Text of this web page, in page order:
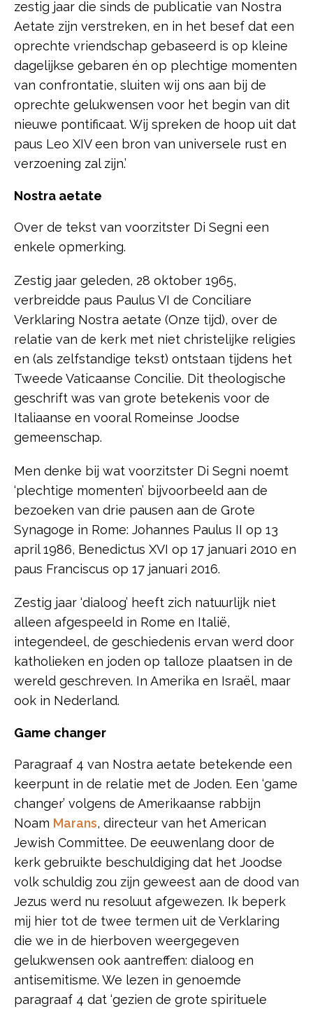
zestig jaar die sinds de publicatie van Nostra
Aetate zijn verstreken, en in het besef dat een
oprechte vriendschap gebaseerd is op kleine
dagelijkse gebaren én op plechtige momenten
van confrontatie, sluiten wij ons aan bij de
oprechte gelukwensen voor het begin van dit
nieuwe pontificaat. Wij spreken de hoop uit dat
paus Leo XIV een bron van universele rust en
verzoening zal zijn.’
Nostra aetate
Over de tekst van voorzitster Di Segni een
enkele opmerking.
Zestig jaar geleden, 28 oktober 1965,
verbreidde paus Paulus VI de Conciliare
Verklaring Nostra aetate (Onze tijd), over de
relatie van de kerk met niet christelijke religies
en (als zelfstandige tekst) ontstaan tijdens het
Tweede Vaticaanse Concilie. Dit theologische
geschrift was van grote betekenis voor de
Italiaanse en vooral Romeinse Joodse
gemeenschap.
Men denke bij wat voorzitster Di Segni noemt
‘plechtige momenten’ bijvoorbeeld aan de
bezoeken van drie pausen aan de Grote
Synagoge in Rome: Johannes Paulus II op 13
april 1986, Benedictus XVI op 17 januari 2010 en
paus Franciscus op 17 januari 2016.
Zestig jaar ‘dialoog’ heeft zich natuurlijk niet
alleen afgespeeld in Rome en Italië,
integendeel, de geschiedenis ervan werd door
katholieken en joden op talloze plaatsen in de
wereld geschreven. In Amerika en Israël, maar
ook in Nederland.
Game changer
Paragraaf 4 van Nostra aetate betekende een
keerpunt in de relatie met de Joden. Een ‘game
changer’ volgens de Amerikaanse rabbijn
Noam Marans, directeur van het American
Jewish Committee. De eeuwenlang door de
kerk gebruikte beschuldiging dat het Joodse
volk schuldig zou zijn geweest aan de dood van
Jezus werd nu resoluut afgewezen. Ik beperk
mij hier tot de twee termen uit de Verklaring
die we in de hierboven weergegeven
gelukwensen ook aantreffen: dialoog en
antisemitisme. We lezen in genoemde
paragraaf 4 dat ‘gezien de grote spirituele